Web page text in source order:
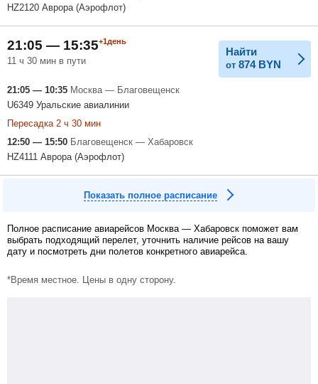
HZ2120 Аврора (Аэрофлот)
21:05 — 15:35+1день
11 ч 30 мин в пути
Найти
от 874 BYN
21:05 — 10:35 Москва — Благовещенск
U6349 Уральские авиалинии
Пересадка 2 ч 30 мин
12:50 — 15:50 Благовещенск — Хабаровск
HZ4111 Аврора (Аэрофлот)
Показать полное расписание
Полное расписание авиарейсов Москва — Хабаровск поможет вам
выбрать подходящий перелет, уточнить наличие рейсов на вашу
дату и посмотреть дни полетов конкретного авиарейса.
*Время местное. Цены в одну сторону.